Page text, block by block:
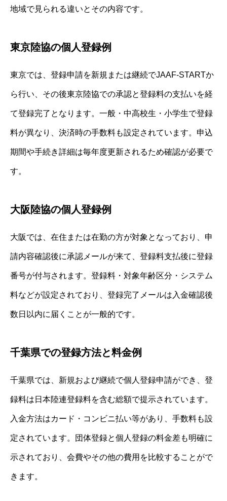
地域で見られる違いとその内容です。
東京陸協の個人登録例
東京では、登録申請を新規または継続でJAAF-STARTか
ら行い、その後東京陸協での承認と登録料の支払いを経
て登録完了となります。一般・中高校生・小学生で登録
料が異なり、決済時の手数料も設定されています。申込
期間や手続き詳細は毎年度更新されるため確認が必要で
す。
大阪陸協の個人登録例
大阪では、在住または在勤の方が対象となっており、申
請内容確認後に承認メールが来て、登録料支払後に登録
番号が付与されます。登録料・対象年齢区分・システム
料などが設定されており、登録完了メールは入金確認後
数日以内に届くことが一般的です。
千葉県での登録方法と料金例
千葉県では、新規および継続で個人登録申請ができ、登
録料は日本陸連登録料を含む総額で提示されています。
入金方法はカード・コンビニ払い等があり、手数料も設
定されています。団体登録と個人登録の料金差も明確に
示されており、会費やその他の費用を比較することがで
きます。